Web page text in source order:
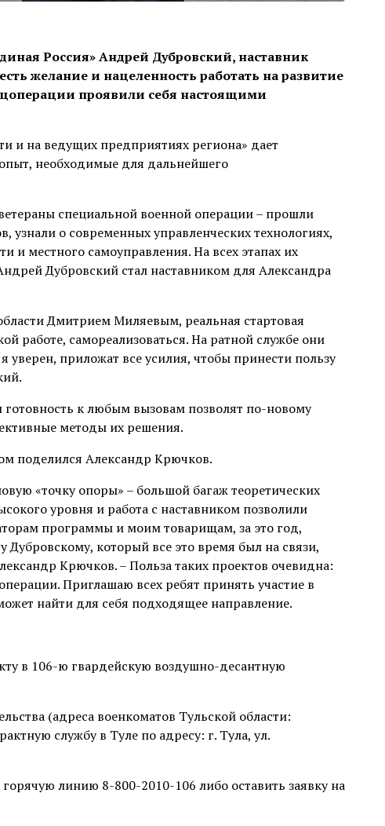
Россия» Андрей Дубровский, наставник
желание и нацеленность работать на развитие
проявили себя настоящими
и на ведущих предприятиях региона» дает
необходимые для дальнейшего
специальной военной операции – прошли
о современных управленческих технологиях,
и местного самоуправления. На всех этапах их
Дубровский стал наставником для Александра
Дмитрием Миляевым, реальная стартовая
работе, самореализоваться. На ратной службе они
приложат все усилия, чтобы принести пользу
готовность к любым вызовам позволят по-новому
методы их решения.
поделился Александр Крючков.
«точку опоры» – большой багаж теоретических
уровня и работа с наставником позволили
программы и моим товарищам, за это год,
который все это время был на связи,
Крючков. – Польза таких проектов очевидна:
Приглашаю всех ребят принять участие в
найти для себя подходящее направление.
в 106-ю гвардейскую воздушно-десантную
(адреса военкоматов Тульской области:
службу в Туле по адресу: г. Тула, ул.
линию 8-800-2010-106 либо оставить заявку на